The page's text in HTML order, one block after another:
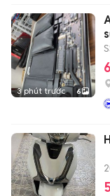
3 phút trước 6